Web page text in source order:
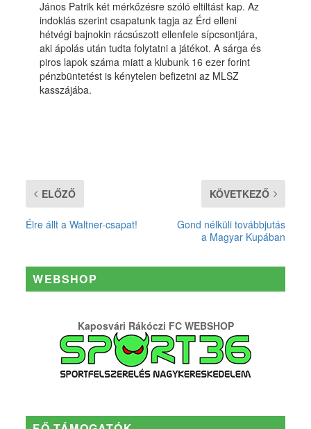
János Patrik két mérkőzésre szóló eltiltást kap. Az
indoklás szerint csapatunk tagja az Érd elleni
hétvégi bajnokin rácsúszott ellenfele sípcsontjára,
aki ápolás után tudta folytatni a játékot. A sárga és
piros lapok száma miatt a klubunk 16 ezer forint
pénzbüntetést is kénytelen befizetni az MLSZ
kasszájába.
ELŐZŐ
Élre állt a Waltner-csapat!
KÖVETKEZŐ
Gond nélküli továbbjutás
a Magyar Kupában
WEBSHOP
Kaposvári Rákóczi FC WEBSHOP